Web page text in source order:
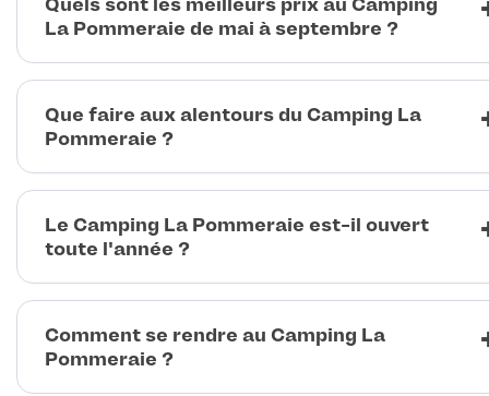
Quels sont les meilleurs prix au Camping
La Pommeraie de mai à septembre ?
Que faire aux alentours du Camping La
Pommeraie ?
Le Camping La Pommeraie est-il ouvert
toute l'année ?
Comment se rendre au Camping La
Pommeraie ?